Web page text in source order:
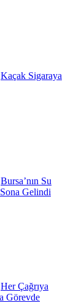
Kaçak Sigaraya
Bursa’nın Su
Gelindi
Her Çağrıya
Görevde